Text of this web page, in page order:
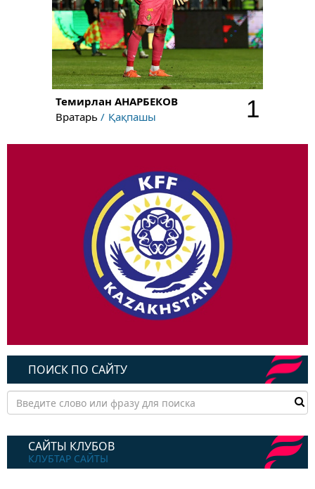
Темирлан АНАРБЕКОВ
Вратарь
Қақпашы 1
ПОИСК ПО САЙТУ
САЙТЫ КЛУБОВ
КЛУБТАР САЙТЫ